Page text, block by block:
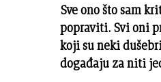
Sve ono što sam
popraviti. Svi oni
koji su neki
događaju za niti